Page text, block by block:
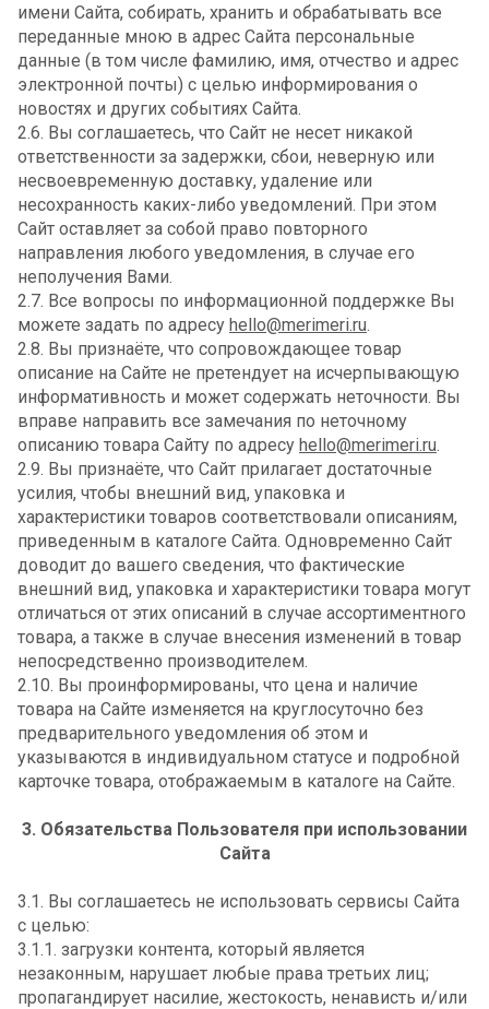
имени Сайта, собирать, хранить и обрабатывать все
переданные мною в адрес Сайта персональные
данные (в том числе фамилию, имя, отчество и адрес
электронной почты) с целью информирования о
новостях и других событиях Сайта.
2.6. Вы соглашаетесь, что Сайт не несет никакой
ответственности за задержки, сбои, неверную или
несвоевременную доставку, удаление или
несохранность каких-либо уведомлений. При этом
Сайт оставляет за собой право повторного
направления любого уведомления, в случае его
неполучения Вами.
2.7. Все вопросы по информационной поддержке Вы
можете задать по адресу hello@merimeri.ru.
2.8. Вы признаёте, что сопровождающее товар
описание на Сайте не претендует на исчерпывающую
информативность и может содержать неточности. Вы
вправе направить все замечания по неточному
описанию товара Сайту по адресу hello@merimeri.ru.
2.9. Вы признаёте, что Сайт прилагает достаточные
усилия, чтобы внешний вид, упаковка и
характеристики товаров соответствовали описаниям,
приведенным в каталоге Сайта. Одновременно Сайт
доводит до вашего сведения, что фактические
внешний вид, упаковка и характеристики товара могут
отличаться от этих описаний в случае ассортиментного
товара, а также в случае внесения изменений в товар
непосредственно производителем.
2.10. Вы проинформированы, что цена и наличие
товара на Сайте изменяется на круглосуточно без
предварительного уведомления об этом и
указываются в индивидуальном статусе и подробной
карточке товара, отображаемым в каталоге на Сайте.
3. Обязательства Пользователя при использовании
Сайта
3.1. Вы соглашаетесь не использовать сервисы Сайта
с целью:
3.1.1. загрузки контента, который является
незаконным, нарушает любые права третьих лиц;
пропагандирует насилие, жестокость, ненависть и/или